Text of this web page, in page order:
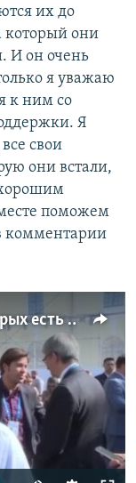
их до
который они
И он очень
я уважаю
к ним со
Я
свои
они встали,
поможем
комментарии
«Я очень уважаю людей, у которых есть принципы» – Вакарчук обратился к Сенцову и Балуху (видео)
available